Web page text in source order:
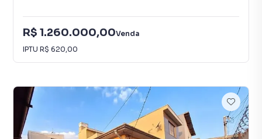
R$ 1.260.000,00Venda
IPTU R$ 620,00